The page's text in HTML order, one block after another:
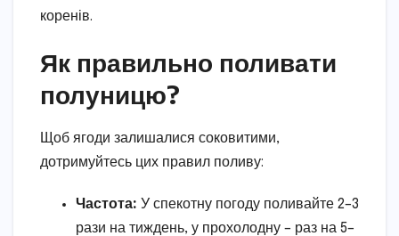
коренів.
Як правильно поливати
полуницю?
Щоб ягоди залишалися соковитими,
дотримуйтесь цих правил поливу:
Частота: У спекотну погоду поливайте 2–3
рази на тиждень, у прохолодну – раз на 5–